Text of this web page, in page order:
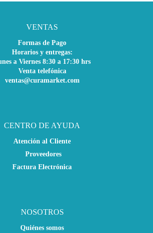
VENTAS
Formas de Pago
Horarios y entregas:
a Viernes 8:30 a 17:30 hrs
Venta telefónica
ventas@curamarket.com
CENTRO DE AYUDA
Atención al Cliente
Proveedores
Factura Electrónica
NOSOTROS
Quiénes somos